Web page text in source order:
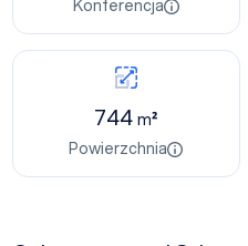
Konferencja
744m²
Powierzchnia